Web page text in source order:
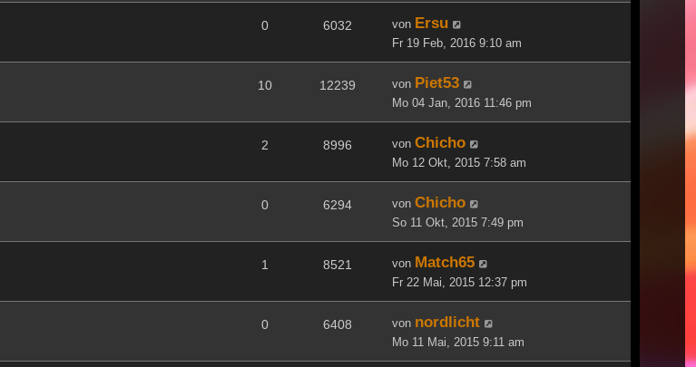
0 6032 von Ersu
Fr 19 Feb, 2016 9:10 am
10 12239 von Piet53
Mo 04 Jan, 2016 11:46 pm
2 8996 von Chicho
Mo 12 Okt, 2015 7:58 am
0 6294 von Chicho
So 11 Okt, 2015 7:49 pm
1 8521 von Match65
Fr 22 Mai, 2015 12:37 pm
0 6408 von nordlicht
Mo 11 Mai, 2015 9:11 am